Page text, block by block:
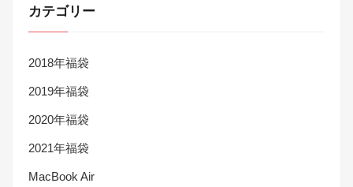
カテゴリー
2018年福袋
2019年福袋
2020年福袋
2021年福袋
MacBook Air